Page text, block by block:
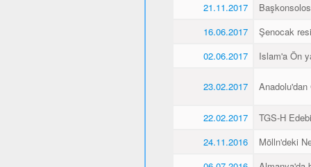
21.11.2017
16.06.2017
Şenocak
02.06.2017
Islam'a Ön
23.02.2017
22.02.2017
TGS-H
24.11.2016
Mölln'deki